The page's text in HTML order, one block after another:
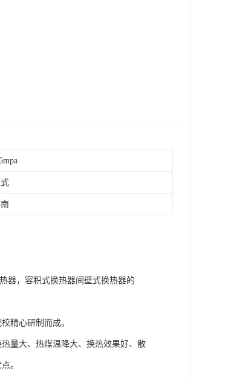
器，容积式换热器间壁式换热器的
精心研制而成。
量大、热煤温降大、换热效果好、散
。